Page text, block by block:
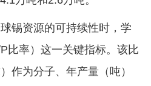
锡资源的可持续性时，学
比率）这一关键指标。该比
作为分子、年产量（吨）